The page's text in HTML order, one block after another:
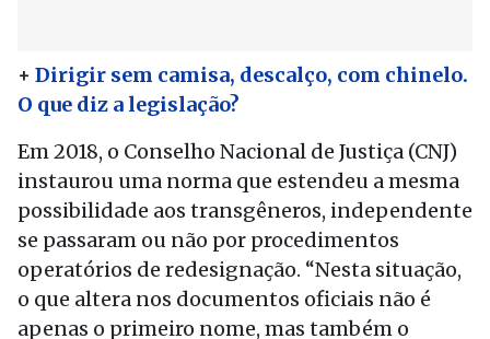
+ Dirigir sem camisa, descalço, com chinelo.
O que diz a legislação?
Em 2018, o Conselho Nacional de Justiça (CNJ)
instaurou uma norma que estendeu a mesma
possibilidade aos transgêneros, independente
se passaram ou não por procedimentos
operatórios de redesignação. “Nesta situação,
o que altera nos documentos oficiais não é
apenas o primeiro nome, mas também o